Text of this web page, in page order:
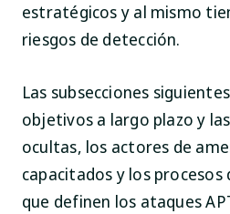
estratégicos y al mismo
riesgos de detección.
Las subsecciones
objetivos a largo plazo y
ocultas, los actores de
capacitados y los
que definen los ataques